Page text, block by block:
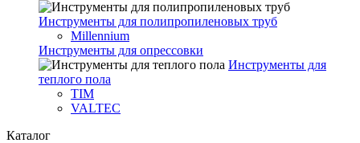
Инструменты для полипропиленовых труб
Millennium
Инструменты для опрессовки
Инструменты для
теплого пола
TIM
VALTEC
Каталог